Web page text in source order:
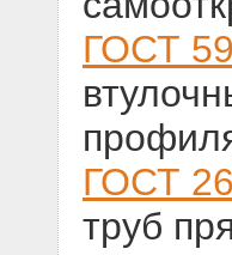
ГОСТ
ГОСТ
труб